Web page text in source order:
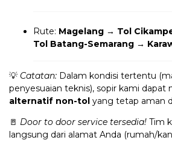
Rute: Magelang → Tol
Tol Batang-Semarang →
💡 Catatan: Dalam kondisi tertentu
penyesuaian teknis), sopir kami dapat
alternatif non-tol yang tetap aman
🚪 Door to door service tersedia! Tim
langsung dari alamat Anda (rumah/